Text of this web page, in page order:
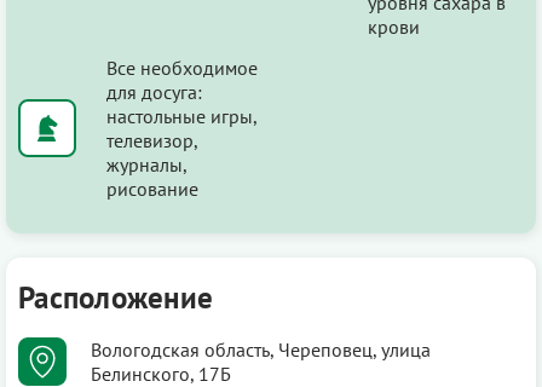
крови
Все необходимое
для досуга:
настольные игры,
телевизор,
журналы,
рисование
Расположение
Вологодская область, Череповец, улица
Белинского, 17Б